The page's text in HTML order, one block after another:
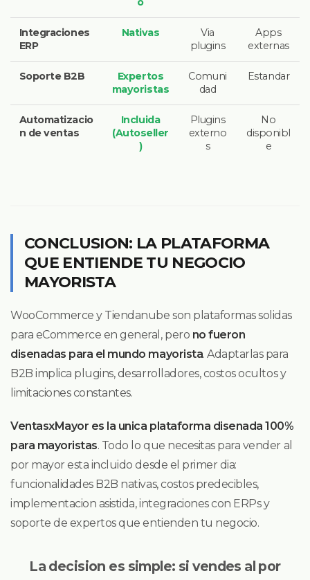
Integraciones
ERP
Nativas
Via
plugins
Apps
externas
Soporte B2B
Expertos
mayoristas
Comuni
dad
Estandar
Automatizacio
n de ventas
Incluida
(Autoseller
)
Plugins
externo
s
No
disponibl
e
CONCLUSION: LA PLATAFORMA
QUE ENTIENDE TU NEGOCIO
MAYORISTA
WooCommerce y Tiendanube son plataformas solidas
para eCommerce en general, pero no fueron
disenadas para el mundo mayorista. Adaptarlas para
B2B implica plugins, desarrolladores, costos ocultos y
limitaciones constantes.
VentasxMayor es la unica plataforma disenada 100%
para mayoristas. Todo lo que necesitas para vender al
por mayor esta incluido desde el primer dia:
funcionalidades B2B nativas, costos predecibles,
implementacion asistida, integraciones con ERPs y
soporte de expertos que entienden tu negocio.
La decision es simple: si vendes al por